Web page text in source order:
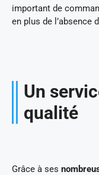
important de
en plus de l’absence
Un
qualité
Grâce à ses